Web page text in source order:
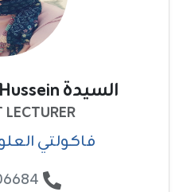
السيدة Chira Lazgeen Hussein
فاکولتي